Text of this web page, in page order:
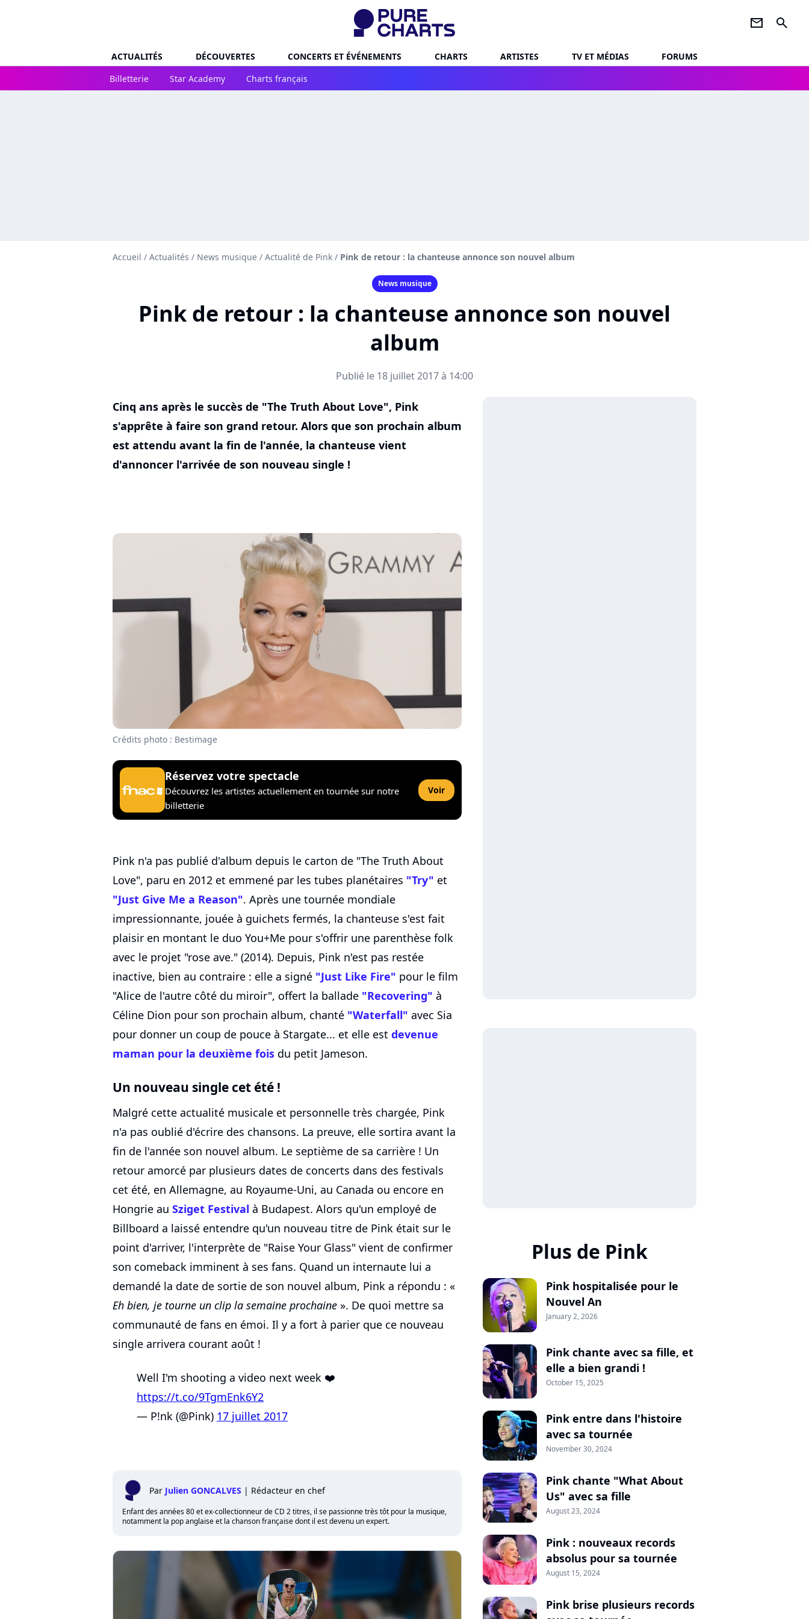
newsletter search
ACTUALITÉS DÉCOUVERTES CONCERTS ET ÉVÉNEMENTS CHARTS ARTISTES TV ET MÉDIAS
FORUMS
Billetterie
Star Academy Charts français
Accueil / Actualités / News musique / Actualité de Pink / Pink de retour : la chanteuse annonce son nouvel album
News musique
Pink de retour : la chanteuse annonce son nouvel
album
Publié le 18 juillet 2017 à 14:00
Cinq ans après le succès de "The Truth About Love", Pink
s'apprête à faire son grand retour. Alors que son prochain album
est attendu avant la fin de l'année, la chanteuse vient
d'annoncer l'arrivée de son nouveau single !
Crédits photo : Bestimage
Réservez votre spectacle
Découvrez les artistes actuellement en tournée sur notre
billetterie
Voir
Pink n'a pas publié d'album depuis le carton de "The Truth About
Love", paru en 2012 et emmené par les tubes planétaires "Try" et
"Just Give Me a Reason". Après une tournée mondiale
impressionnante, jouée à guichets fermés, la chanteuse s'est fait
plaisir en montant le duo You+Me pour s'offrir une parenthèse folk
avec le projet "rose ave." (2014). Depuis, Pink n'est pas restée
inactive, bien au contraire : elle a signé "Just Like Fire" pour le film
"Alice de l'autre côté du miroir", offert la ballade "Recovering" à
Céline Dion pour son prochain album, chanté "Waterfall" avec Sia
pour donner un coup de pouce à Stargate... et elle est devenue
maman pour la deuxième fois du petit Jameson.
Un nouveau single cet été !
Malgré cette actualité musicale et personnelle très chargée, Pink
n'a pas oublié d'écrire des chansons. La preuve, elle sortira avant la
fin de l'année son nouvel album. Le septième de sa carrière ! Un
retour amorcé par plusieurs dates de concerts dans des festivals
cet été, en Allemagne, au Royaume-Uni, au Canada ou encore en
Hongrie au Sziget Festival à Budapest. Alors qu'un employé de
Billboard a laissé entendre qu'un nouveau titre de Pink était sur le
point d'arriver, l'interprète de "Raise Your Glass" vient de confirmer
son comeback imminent à ses fans. Quand un internaute lui a
demandé la date de sortie de son nouvel album, Pink a répondu : «
Eh bien, je tourne un clip la semaine prochaine ». De quoi mettre sa
communauté de fans en émoi. Il y a fort à parier que ce nouveau
single arrivera courant août !
Well I'm shooting a video next week ❤️
https://t.co/9TgmEnk6Y2
— P!nk (@Pink) 17 juillet 2017
Par Julien GONCALVES | Rédacteur en chef
Enfant des années 80 et ex-collectionneur de CD 2 titres, il se passionne très tôt pour la musique,
notamment la pop anglaise et la chanson française dont il est devenu un expert.
Plus de Pink
Pink hospitalisée pour le
Nouvel An
January 2, 2026
Pink chante avec sa fille, et
elle a bien grandi !
October 15, 2025
Pink entre dans l'histoire
avec sa tournée
November 30, 2024
Pink chante "What About
Us" avec sa fille
August 23, 2024
Pink : nouveaux records
absolus pour sa tournée
August 15, 2024
Pink brise plusieurs records